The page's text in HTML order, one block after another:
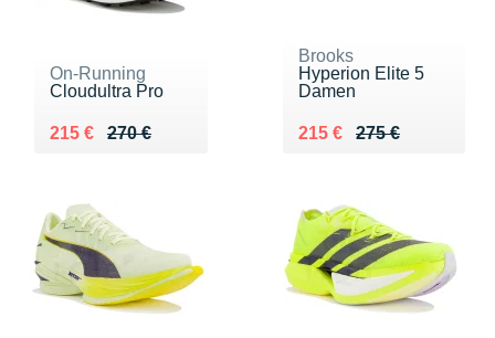
On-Running
Cloudultra Pro
270 €
Au lieu de 270 €
215 €
Vendu 215 €
Brooks
Hyperion Elite 5
Damen
275 €
Au lieu de 275 €
215 €
Vendu 215 €